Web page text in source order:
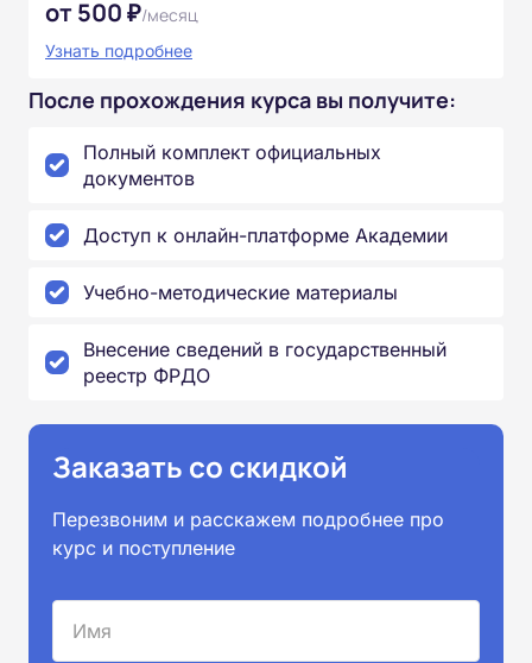
от 500 ₽/месяц
Узнать подробнее
После прохождения курса вы получите:
Полный комплект официальных
документов
Доступ к онлайн-платформе Академии
Учебно-методические материалы
Внесение сведений в государственный
реестр ФРДО
Заказать со скидкой
Перезвоним и расскажем подробнее про
курс и поступление